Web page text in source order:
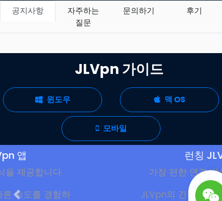
공지사항
자주하는
질문
문의하기 후기
JLVpn 가이드
윈도우 맥 OS
모바일
런칭 JLVpn 앱
가장 편한 연결 방식을 제공합니
JLVpn의 간편하고 빠른 속도를 경